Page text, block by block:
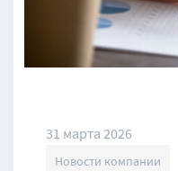
31 марта 2026
Новости компании